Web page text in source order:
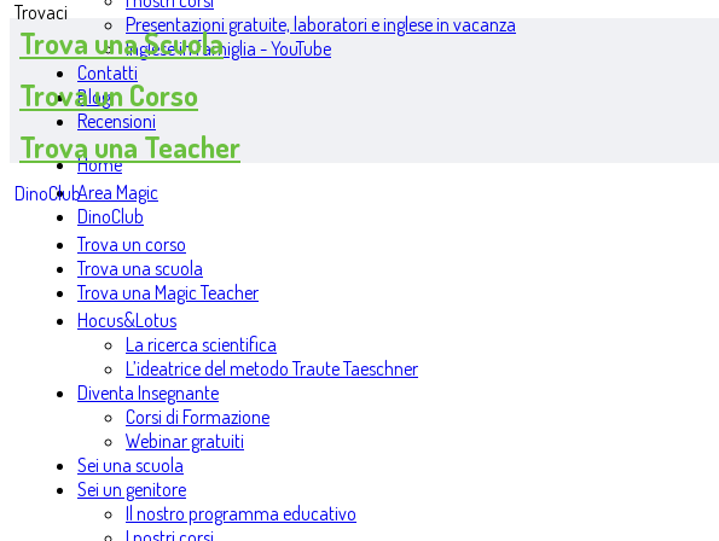
Presentazioni gratuite, laboratori e inglese in vacanza
Inglese in famiglia - YouTube
Contatti
Blog
Recensioni
Home
Area Magic
DinoClub
Trova un corso
Trova una scuola
Trova una Magic Teacher
Hocus&Lotus
La ricerca scientifica
L’ideatrice del metodo Traute Taeschner
Diventa Insegnante
Corsi di Formazione
Webinar gratuiti
Sei una scuola
Sei un genitore
Il nostro programma educativo
Trovaci
Trova una Scuola
Trova un Corso
Trova una Teacher
DinoClub